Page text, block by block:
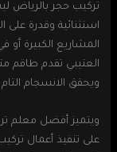
تركيب حجر بالرياض
استثنائية وقدرة
المشاريع الكبيرة
العتيبي تقدم
ويحقق الانسجام
ويتميز أفضل معلم
على تنفيذ أعمال